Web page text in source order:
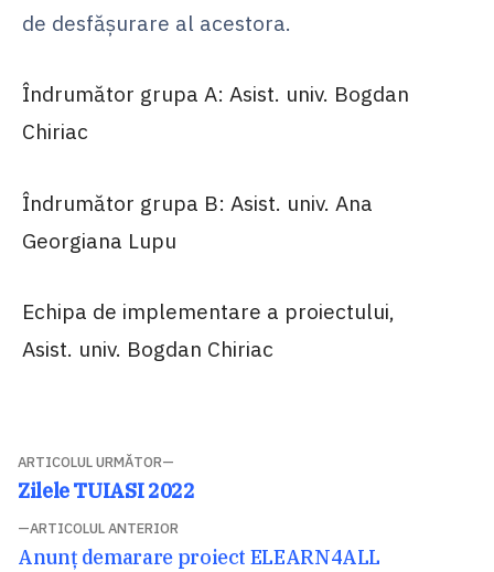
de desfășurare al acestora.
Îndrumător grupa A: Asist. univ. Bogdan
Chiriac
Îndrumător grupa B: Asist. univ. Ana
Georgiana Lupu
Echipa de implementare a proiectului,
Asist. univ. Bogdan Chiriac
Navigare
în
articole
ARTICOLUL ANTERIOR
Articolul
Anunț demarare proiect ELEARN4ALL
ARTICOLUL URMĂTOR
Articolul
Zilele TUIASI 2022